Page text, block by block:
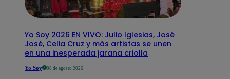
Yo Soy 2026 EN VIVO: Julio Iglesias, José
José, Celia Cruz y más artistas se unen
en una inesperada jarana criolla
Yo Soy 08 de agosto 2026